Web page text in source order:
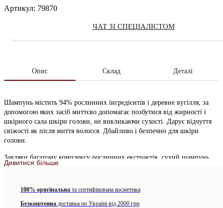
Артикул: 79870
ЧАТ ЗІ СПЕЦІАЛІСТОМ
Опис Склад Деталі
Шампунь містить 94% рослинних інгредієнтів і деревне вугілля, за
допомогою яких засіб миттєво допомагає позбутися від жирності і
шкірного сала шкіри голови, не викликаючи сухості. Дарує відчуття
свіжості як після миття волосся. Дбайливо і безпечно для шкіри
голови.
Завдяки багатому комплексу рослинних екстрактів, сухий шампунь
регулює роботу сальних залоз, поглинає надлишки себума і дозволяє
Вже через кілька хвилин після нанесення волосся стає об’ємними і
Дивитися більше
100% оригінальна та сертифікована косметика
Безкоштовна доставка по Україні від 2000 грн